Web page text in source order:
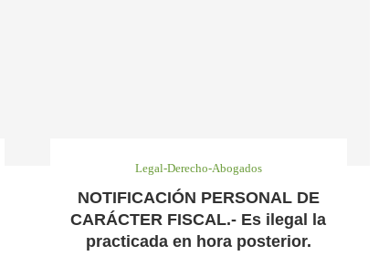
Legal-Derecho-Abogados
NOTIFICACIÓN PERSONAL DE
CARÁCTER FISCAL.- Es ilegal la
practicada en hora posterior.